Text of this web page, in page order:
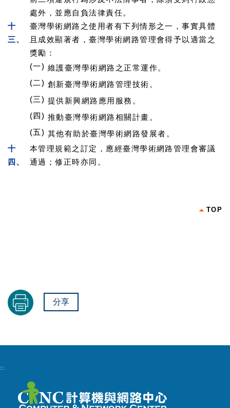
處外，並應自負法律責任。
十
三、
臺灣學術網路之使用者有下列情形之一，事實具體
且成效顯著者，臺灣學術網路管理會得予以適當之
獎勵：
(一) 維護臺灣學術網路之正常運作。
(二) 創新臺灣學術網路管理技術。
(三) 提供新興網路應用服務。
(四) 推動臺灣學術網路相關計畫。
(五) 其他有助於臺灣學術網路發展者。
十
四、
本管理規範之訂定，應經臺灣學術網路管理會審議
通過；修正時亦同。
TOP
分享
:::